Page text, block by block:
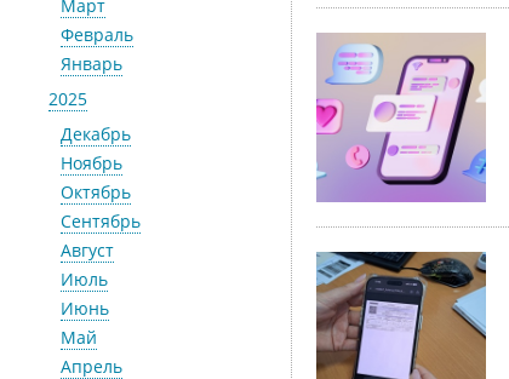
Март
Февраль
Январь
2025
Декабрь
Ноябрь
Октябрь
Сентябрь
Август
Июль
Июнь
Май
Апрель